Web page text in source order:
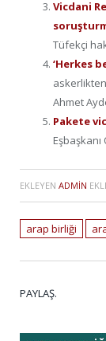
Vicdani
Tüfekçi
‘Herkes
Ahmet
Pakete
EKLEYEN ADMIN
arap birliği
PAYLAŞ.